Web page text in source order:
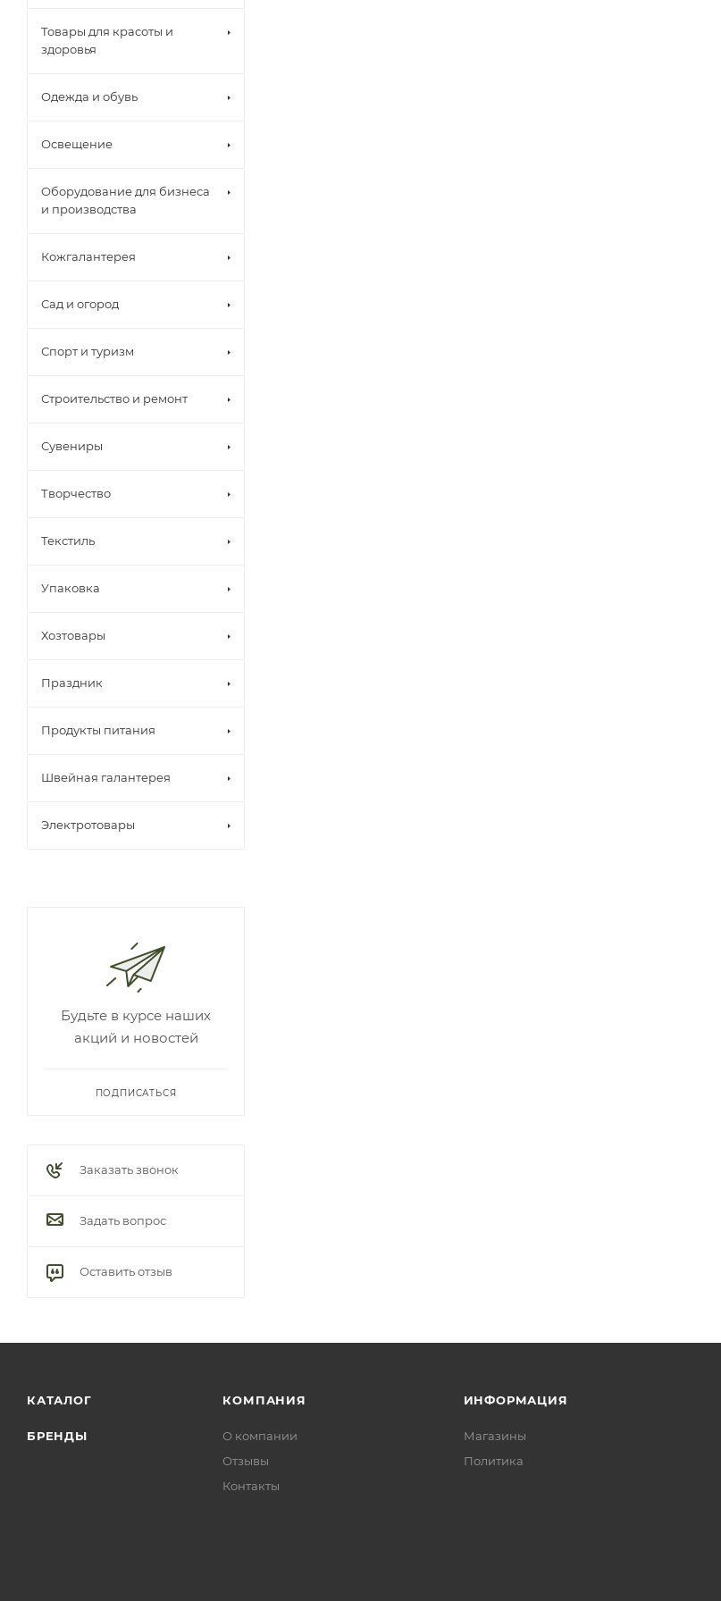
Товары для красоты и
здоровья
Одежда и обувь
Освещение
Оборудование для бизнеса
и производства
Кожгалантерея
Сад и огород
Спорт и туризм
Строительство и ремонт
Сувениры
Творчество
Текстиль
Упаковка
Хозтовары
Праздник
Продукты питания
Швейная галантерея
Электротовары
Будьте в курсе наших
акций и новостей
ПОДПИСАТЬСЯ
Заказать звонок
Задать вопрос
Оставить отзыв
КАТАЛОГ
БРЕНДЫ
КОМПАНИЯ
О компании
Отзывы
Контакты
ИНФОРМАЦИЯ
Магазины
Политика